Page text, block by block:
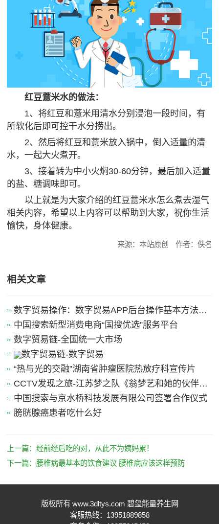
红豆薏米水的做法：
1、将红豆和薏米用清水分别浸泡一段时间，有
所软化后即可控干水分捞出。
2、然后将红豆和薏米放入锅中，倒入适量的清
水，一起大火煮开。
3、接着转为中小火焖30-60分钟，最后加入适量
的盐、糖调味即可。
以上就是为大家介绍的红豆薏米水怎么煮去湿气
相关内容，希望以上内容可以帮助到大家，祝你生活
愉快，身体健康。
来源：本站原创 作者：佚名
相关文章
数字贸易操作：数字贸易APP后台操作基本方法引
导
中国搜索新型消费电商“国搜优选”服务平台
数字贸易链-全国统一大市场
数字贸易链-数字贸易
“热与光的交融”湖南省肿瘤医院热放疗科宣传片
CCTV发现之旅-江苏梦之队《翁梦艺和她的伙伴
们》
中国搜索与京水桥科技发展有限公司签署合作仪式
膀胱腺癌患者吃什么好
上一篇： 经前经后吃的对，从此不为姨妈累！
下一篇： 腰椎病最基本的饮食建议 腰椎病应该这样预防
版权所有 www.3dltys.com 碧玺能量养生网
客服热线：13951889858